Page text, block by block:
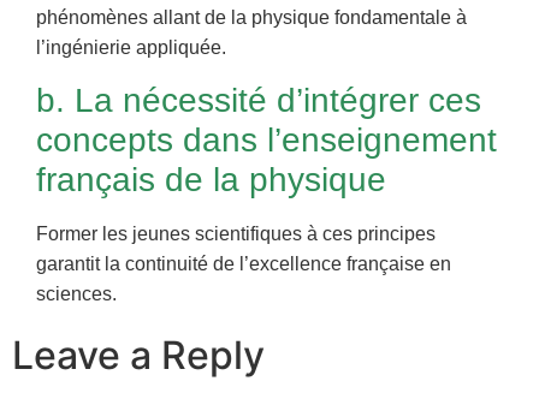
phénomènes allant de la physique fondamentale à
l’ingénierie appliquée.
b. La nécessité d’intégrer ces
concepts dans l’enseignement
français de la physique
Former les jeunes scientifiques à ces principes
garantit la continuité de l’excellence française en
sciences.
Leave a Reply